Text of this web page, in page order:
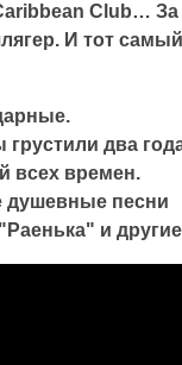
Club… За
И тот самый
два
всех времен.
песни
и